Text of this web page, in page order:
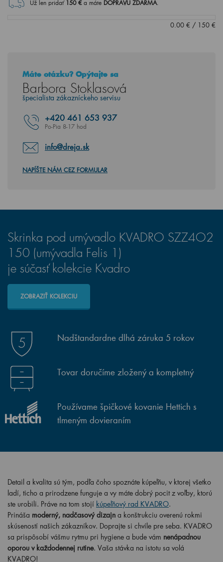
Už len pridať 150€ a máte DOPRAVU ZDARMA.
0.00 € / 150 €
Máte otázku? Opýtajte sa
Barbora Stoklasová
špecialista zákazníckeho servisu
+420 461 653 937
Po-Pia 8-17 hod
info@dreja.sk
NAPÍŠTE NÁM CEZ FORMULAR
Skrinka pod umývadlo KVADRO SZZ4O2
150 (umývadla Felis 1)
je súčasť kolekcie Kvadro
ZOBRAZIŤ KOLEKCIU
Nadštandardne dlhá záruka 5 rokov
Tovar doručíme zložený a kompletný
Používame špičkové kovanie Hettich s
tlmeným dovieraním
Detail a kvalita sú tým, podľa čoho spoznáte kúpeľňu, v ktorej všetko
ladí, ticho a prirodzene funguje a vy máte dobrý pocit z voľby, ktorú
ste urobili. Práve na tom stojí kúpeľňový rad KVADRO.
Prináša moderný, nadčasový dizajn a konštrukciu overenú rokmi
skúseností našich zákazníkov. Doprajte si chvíle pre seba. KVADRO
sa prispôsobí vášmu rytmu pri hygiene a bude vám nenápadnou
oporou v každodennej rutine. Vaša stávka na istotu sa volá
KVADRO!